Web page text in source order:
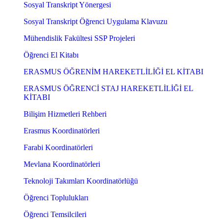
Sosyal Transkript Yönergesi
Sosyal Transkript Öğrenci Uygulama Klavuzu
Mühendislik Fakültesi SSP Projeleri
Öğrenci El Kitabı
ERASMUS ÖĞRENİM HAREKETLİLİĞİ EL KİTABI
ERASMUS ÖĞRENCİ STAJ HAREKETLİLİĞİ EL
KİTABI
Bilişim Hizmetleri Rehberi
Erasmus Koordinatörleri
Farabi Koordinatörleri
Mevlana Koordinatörleri
Teknoloji Takımları Koordinatörlüğü
Öğrenci Toplulukları
Öğrenci Temsilcileri